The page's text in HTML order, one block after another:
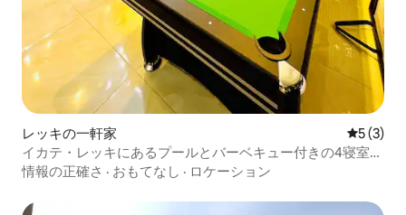
レッキの一軒家 レビュー
5 (3)
イカテ・レッキにあるプールとバーベキュー付きの4寝室の
デュプレックス
情報の正確さ · おもてなし · ロケーション